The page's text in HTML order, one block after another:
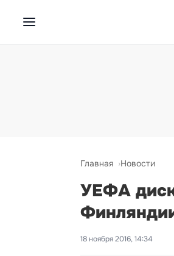
Главная Новости
УЕФА
18 ноября 2016, 14:34